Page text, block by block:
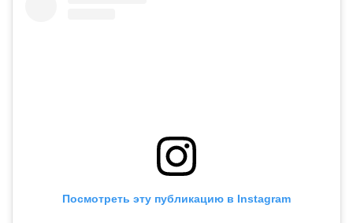
Посмотреть эту публикацию в Instagram